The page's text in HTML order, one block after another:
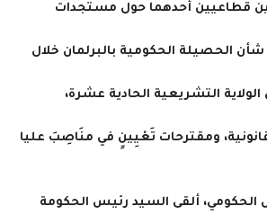
قطاعيين أحدهما حول مستجدات
في شأن الحصيلة الحكومية بالبرلمان خلال
التشريعية الحادية عشرة،
ومقترحات تَعْيِينٍ في منَاصِبَ عليا
ألقى السيد رئيس الحكومة